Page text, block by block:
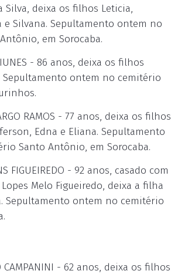
Silva, deixa os filhos Leticia,
e Silvana. Sepultamento ontem no
em Sorocaba.
IUNES - 86 anos, deixa os filhos
Sepultamento ontem no cemitério
RAMOS - 77 anos, deixa os filhos
Edna e Eliana. Sepultamento
Santo Antônio, em Sorocaba.
FIGUEIREDO - 92 anos, casado com
Melo Figueiredo, deixa a filha
Sepultamento ontem no cemitério
CAMPANINI - 62 anos, deixa os filhos